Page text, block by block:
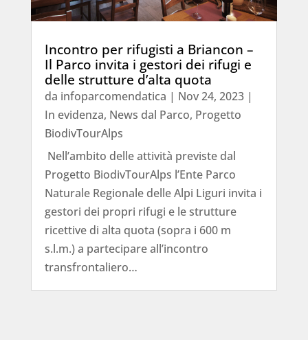
Incontro per rifugisti a Briancon –
Il Parco invita i gestori dei rifugi e
delle strutture d’alta quota
da infoparcomendatica | Nov 24, 2023|
In evidenza, News dal Parco, Progetto
BiodivTourAlps
Nell’ambito delle attività previste dal
Progetto BiodivTourAlps l’Ente Parco
Naturale Regionale delle Alpi Liguri invita i
gestori dei propri rifugi e le strutture
ricettive di alta quota (sopra i 600 m
s.l.m.) a partecipare all’incontro
transfrontaliero…